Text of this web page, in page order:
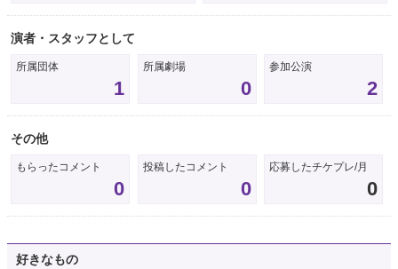
演者・スタッフとして
所属団体
1
所属劇場
0
参加公演
2
その他
もらったコメント
0
投稿したコメント
0
応募したチケプレ/月
0
好きなもの